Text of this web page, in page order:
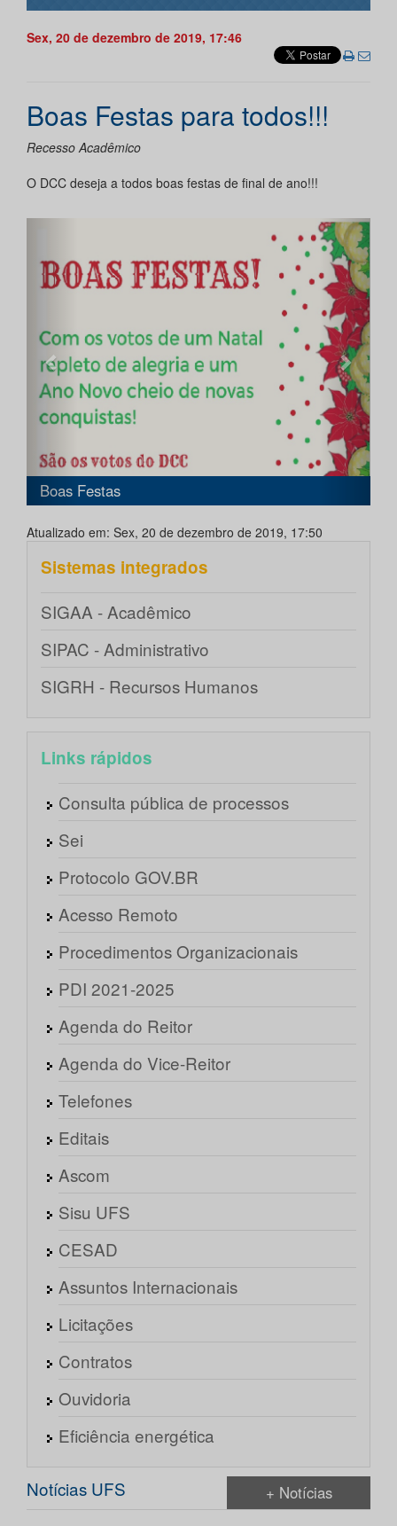
Sex, 20 de dezembro de 2019, 17:46
Boas Festas para todos!!!
Recesso Acadêmico
O DCC deseja a todos boas festas de final de ano!!!
Boas Festas
Atualizado em: Sex, 20 de dezembro de 2019, 17:50
Sistemas integrados
SIGAA - Acadêmico
SIPAC - Administrativo
SIGRH - Recursos Humanos
Links rápidos
Consulta pública de processos
Sei
Protocolo GOV.BR
Acesso Remoto
Procedimentos Organizacionais
PDI 2021-2025
Agenda do Reitor
Agenda do Vice-Reitor
Telefones
Editais
Ascom
Sisu UFS
CESAD
Assuntos Internacionais
Licitações
Contratos
Ouvidoria
Eficiência energética
Notícias UFS + Notícias